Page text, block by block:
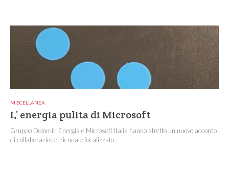
MISCELLANEA
L’ energia pulita di Microsoft
Gruppo Dolomiti Energia e Microsoft Italia hanno stretto un nuovo accordo
di collaborazione triennale focalizzato...